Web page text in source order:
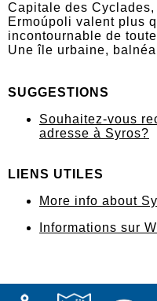
Capitale des
Ermoúpoli valent plus
incontournable de
Une île urbaine,
SUGGESTIONS
Souhaitez-vous
adresse à Syros?
LIENS UTILES
More info about
Informations sur